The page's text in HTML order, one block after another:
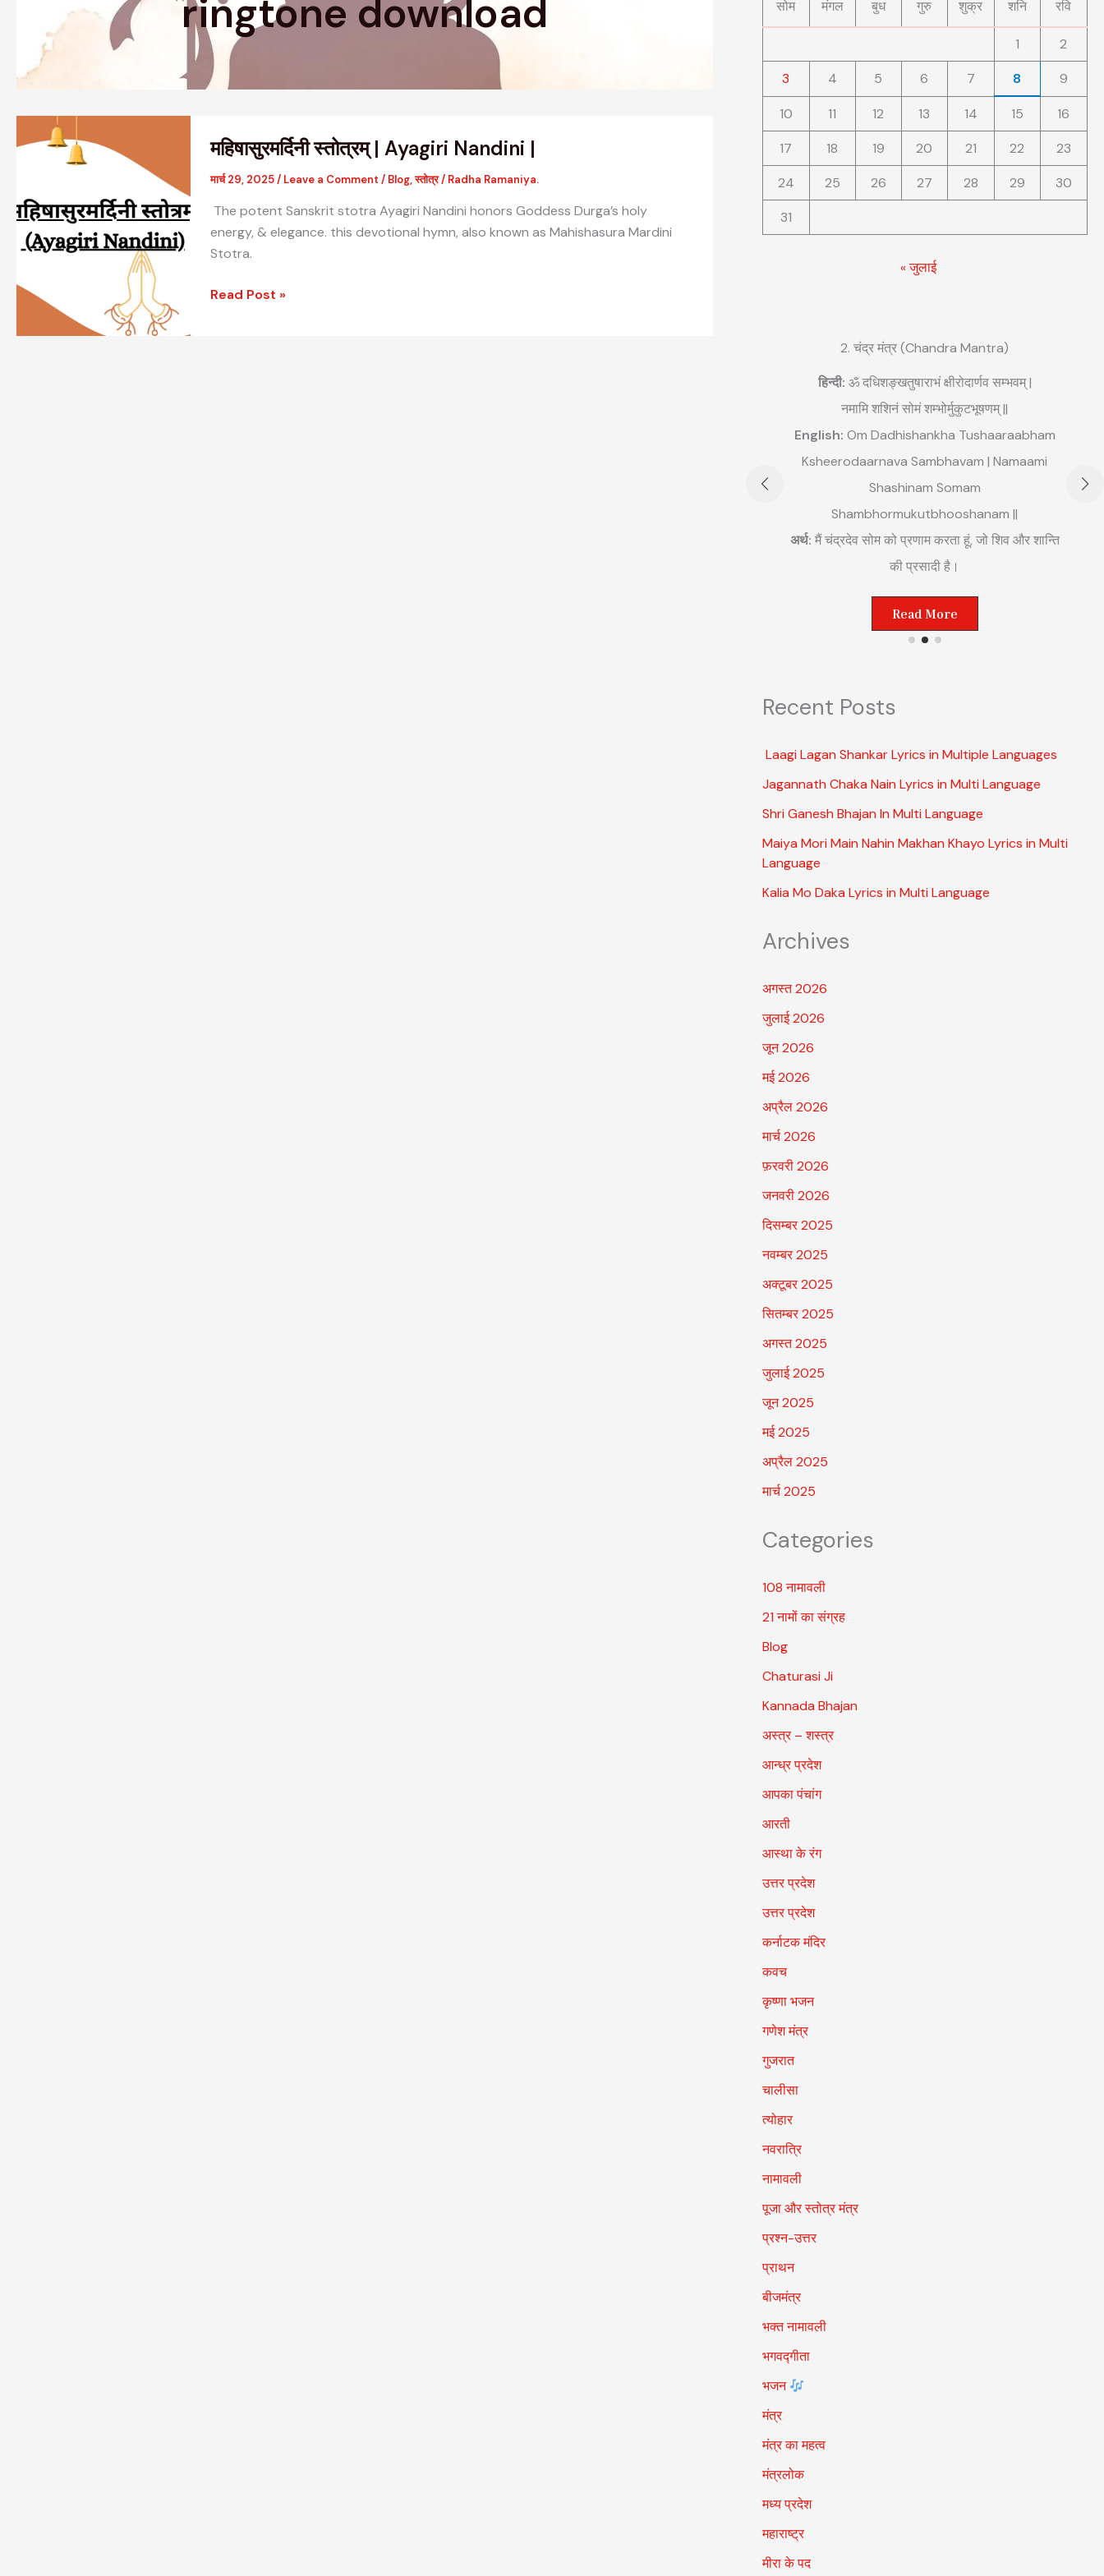
ringtone download
महिषासुरमर्दिनी स्तोत्रम् | Ayagiri Nandini |
मार्च 29, 2025/ Leave a Comment / Blog,स्तोत्र/ Radha Ramaniya.
The potent Sanskrit stotra Ayagiri Nandini honors Goddess Durga’s holy
energy, & elegance. this devotional hymn, also known as Mahishasura Mardini
Stotra.
स्तोत्रम्
Ayagiri
Nandini
|
Read Post »
सोम मंगल बुध गुरु शुक्र शनि रवि
1
2
3
4 5 6 7 8 9
10 11 12 13 14 15
16
17
18 19 20 21 22
23
24
25 26 27 28 29
30
31
« जुलाई
2. चंद्र मंत्र (Chandra Mantra)
हिन्दी: ॐ दधिशङ्खतुषाराभं क्षीरोदार्णव सम्भवम् |
नमामि शशिनं सोमं शम्भोर्मुकुटभूषणम् ||
English: Om Dadhishankha Tushaaraabham
Ksheerodaarnava Sambhavam | Namaami
Shashinam Somam
Shambhormukutbhooshanam ||
अर्थ: मैं चंद्रदेव सोम को प्रणाम करता हूं, जो शिव और शान्ति
की प्रसादी है।
Read More
Recent Posts
Laagi Lagan Shankar Lyrics in Multiple Languages
Jagannath Chaka Nain Lyrics in Multi Language
Shri Ganesh Bhajan In Multi Language
Maiya Mori Main Nahin Makhan Khayo Lyrics in Multi
Language
Kalia Mo Daka Lyrics in Multi Language
Archives
अगस्त 2026
जुलाई 2026
जून 2026
मई 2026
अप्रैल 2026
मार्च 2026
फ़रवरी 2026
जनवरी 2026
दिसम्बर 2025
नवम्बर 2025
अक्टूबर 2025
सितम्बर 2025
अगस्त 2025
जुलाई 2025
जून 2025
मई 2025
अप्रैल 2025
मार्च 2025
Categories
108 नामावली
21 नामों का संग्रह
Blog
Chaturasi Ji
Kannada Bhajan
अस्त्र – शस्त्र
आन्ध्र प्रदेश
आपका पंचांग
आरती
आस्था के रंग
उत्तर प्रदेश
उत्तर प्रदेश
कर्नाटक मंदिर
कवच
कृष्णा भजन
गणेश मंत्र
गुजरात
चालीसा
त्योहार
नवरात्रि
नामावली
पूजा और स्तोत्र मंत्र
प्रश्न-उत्तर
प्राथन
बीजमंत्र
भक्त नामावली
भगवद्गीता
भजन
मंत्र
मंत्र का महत्व
मंत्रलोक
मध्य प्रदेश
महाराष्ट्र
मीरा के पद